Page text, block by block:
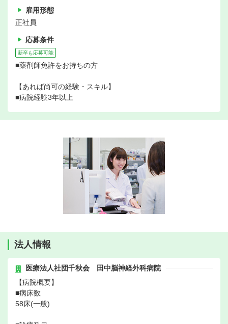
雇用形態
正社員
応募条件
新卒も応募可能
■薬剤師免許をお持ちの方
【あれば尚可の経験・スキル】
■病院経験3年以上
法人情報
医療法人社団千秋会 田中脳神経外科病院
【病院概要】
■病床数
58床(一般)